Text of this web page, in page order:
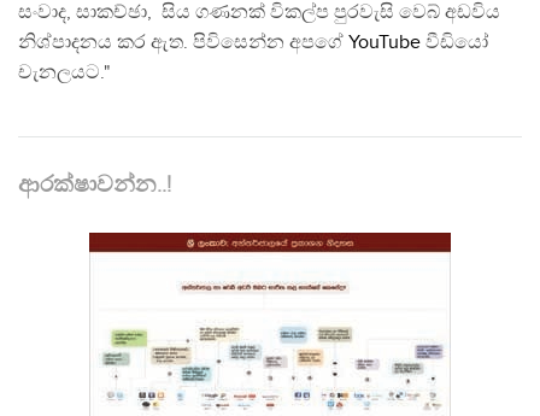
සංවාද, සාකච්ඡා, සිය ගණනක් විකල්ප පුරවැසි වෙබ් අඩවිය
නිශ්පාදනය කර ඇත. පිවිසෙන්න අපගේ YouTube වීඩියෝ
චැනලයට."
ආරක්ෂාවන්න..!